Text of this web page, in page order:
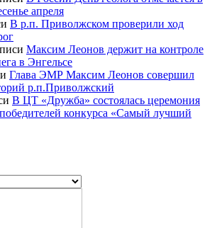
апреля
В р.п. Приволжском проверили ход
Максим Леонов держит на контроле
в Энгельсе
Глава ЭМР Максим Леонов совершил
р.п.Приволжский
В ЦТ «Дружба» состоялась церемония
конкурса «Самый лучший